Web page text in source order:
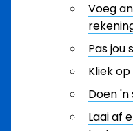
Voeg
Pas jou
Kliek
Doen
Laai af